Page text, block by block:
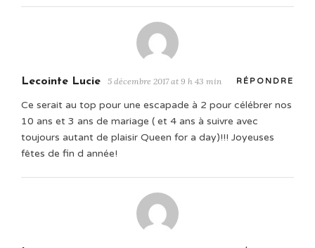
Lecointe Lucie 5 décembre 2017 at 9 h 43 min RÉPONDRE
Ce serait au top pour une escapade à 2 pour célébrer nos
10 ans et 3 ans de mariage ( et 4 ans à suivre avec
toujours autant de plaisir Queen for a day)!!! Joyeuses
fêtes de fin d année!